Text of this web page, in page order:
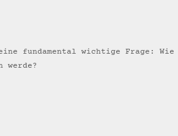
fundamental wichtige Frage: Wie
werde?